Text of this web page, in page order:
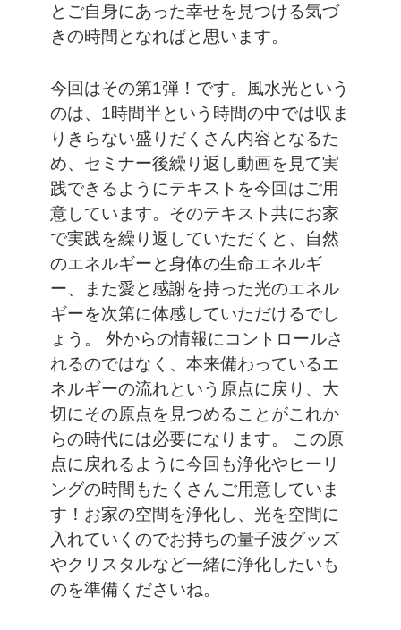
とご自身にあった幸せを見つける気づ
きの時間となればと思います。
今回はその第1弾！です。風水光という
のは、1時間半という時間の中では収ま
りきらない盛りだくさん内容となるた
め、セミナー後繰り返し動画を見て実
践できるようにテキストを今回はご用
意しています。そのテキスト共にお家
で実践を繰り返していただくと、自然
のエネルギーと身体の生命エネルギ
ー、また愛と感謝を持った光のエネル
ギーを次第に体感していただけるでし
ょう。
外からの情報にコントロールさ
れるのではなく、本来備わっているエ
ネルギーの流れという原点に戻り、大
切にその原点を見つめることがこれか
らの時代には必要になります。
この原
点に戻れるように今回も浄化やヒーリ
ングの時間もたくさんご用意していま
す！お家の空間を浄化し、光を空間に
入れていくのでお持ちの量子波グッズ
やクリスタルなど一緒に浄化したいも
のを準備くださいね。